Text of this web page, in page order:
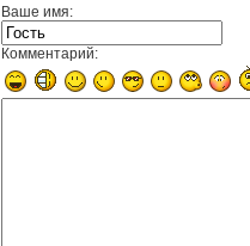
Ваше имя:
Комментарий: